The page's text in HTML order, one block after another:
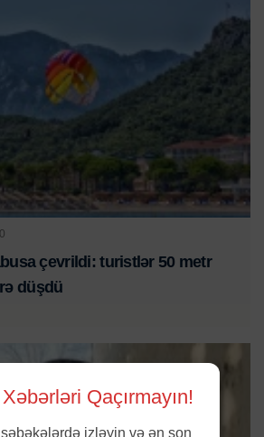
çevrildi: turistlər 50 metr
düşdü
Qaçırmayın!
izləyin və ən son